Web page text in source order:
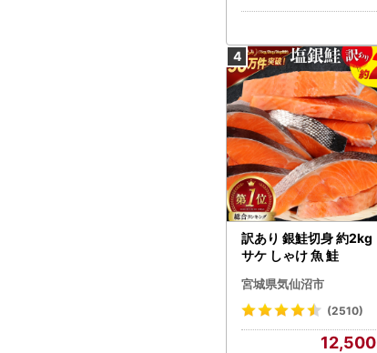
訳あり 銀鮭切身 約2kg
サケ しゃけ 魚 鮭
宮城県気仙沼市
(2510)
12,500